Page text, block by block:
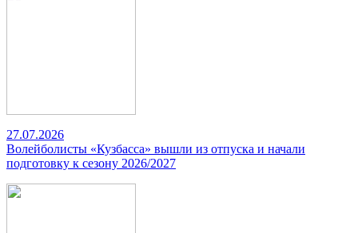
27.07.2026
Волейболисты «Кузбасса» вышли из отпуска и начали
подготовку к сезону 2026/2027